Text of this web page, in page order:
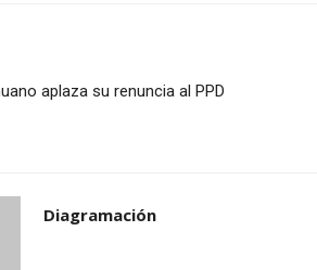
aplaza su renuncia al PPD
Diagramación